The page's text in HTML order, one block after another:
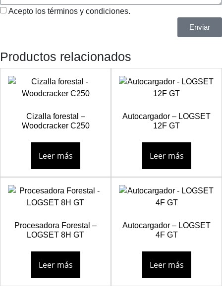
Acepto los términos y condiciones.
Enviar
Productos relacionados
Cizalla forestal –
Woodcracker C250
Leer más
Autocargador – LOGSET
12F GT
Leer más
Procesadora Forestal –
LOGSET 8H GT
Leer más
Autocargador – LOGSET
4F GT
Leer más